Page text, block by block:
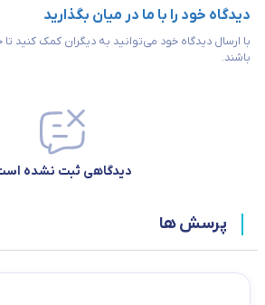
دیدگاه خود را با ما در میان بگذارید
با ارسال دیدگاه خود می‌توانید به دیگران کمک کنید
باشند.
دیدگاهی ثبت نشده
پرسش ها